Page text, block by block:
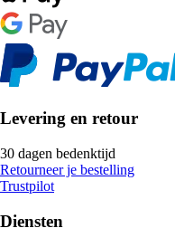
Levering en retour
30 dagen bedenktijd
Retourneer je bestelling
Trustpilot
Diensten